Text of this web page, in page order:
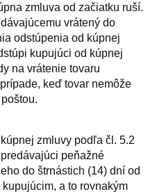
zmluva od začiatku ruší.
vrátený do
odstúpenia od kúpnej
kupujúci od kúpnej
na vrátenie tovaru
keď tovar nemôže
zmluvy podľa čl. 5.2
peňažné
do štrnástich (14) dní od
a to rovnakým